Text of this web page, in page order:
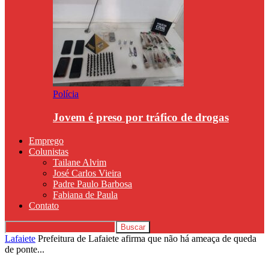
Polícia
Jovem é preso por tráfico de drogas
Emprego
Colunistas
Tailane Alvim
José Carlos Vieira
Padre Paulo Barbosa
Fabiana de Paula
Contato
Lafaiete Prefeitura de Lafaiete afirma que não há ameaça de queda
de ponte...